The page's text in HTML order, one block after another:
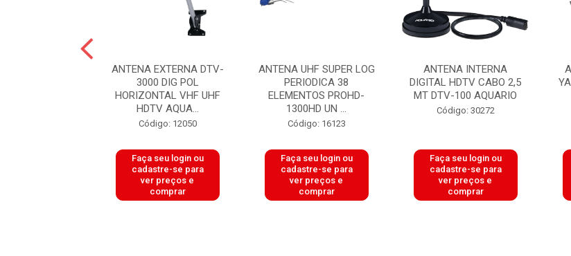
ANTENA EXTERNA DTV-
3000 DIG POL
HORIZONTAL VHF UHF
HDTV AQUA...
Código: 12050
Faça seu login ou
cadastre-se para
ver preços e
comprar
ANTENA UHF SUPER LOG
PERIODICA 38
ELEMENTOS PROHD-
1300HD UN ...
Código: 16123
Faça seu login ou
cadastre-se para
ver preços e
comprar
ANTENA INTERNA
DIGITAL HDTV CABO 2,5
MT DTV-100 AQUARIO
Código: 30272
Faça seu login ou
cadastre-se para
ver preços e
comprar